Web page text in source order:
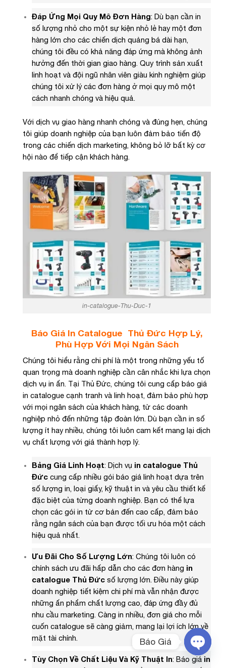
Đáp Ứng Mọi Quy Mô Đơn Hàng: Dù bạn cần in
số lượng nhỏ cho một sự kiện nhỏ lẻ hay một đơn
hàng lớn cho các chiến dịch quảng bá dài hạn,
chúng tôi đều có khả năng đáp ứng mà không ảnh
hưởng đến thời gian giao hàng. Quy trình sản xuất
linh hoạt và đội ngũ nhân viên giàu kinh nghiệm giúp
chúng tôi xử lý các đơn hàng ở mọi quy mô một
cách nhanh chóng và hiệu quả.
Với dịch vụ giao hàng nhanh chóng và đúng hẹn, chúng
tôi giúp doanh nghiệp của bạn luôn đảm bảo tiến độ
trong các chiến dịch marketing, không bỏ lỡ bất kỳ cơ
hội nào để tiếp cận khách hàng.
in-catalogue-Thu-Duc-1
Báo Giá In Catalogue Thủ Đức Hợp Lý,
Phù Hợp Với Mọi Ngân Sách
Chúng tôi hiểu rằng chi phí là một trong những yếu tố
quan trọng mà doanh nghiệp cần cân nhắc khi lựa chọn
dịch vụ in ấn. Tại Thủ Đức, chúng tôi cung cấp báo giá
in catalogue cạnh tranh và linh hoạt, đảm bảo phù hợp
với mọi ngân sách của khách hàng, từ các doanh
nghiệp nhỏ đến những tập đoàn lớn. Dù bạn cần in số
lượng ít hay nhiều, chúng tôi luôn cam kết mang lại dịch
vụ chất lượng với giá thành hợp lý.
Bảng Giá Linh Hoạt: Dịch vụ in catalogue Thủ
Đức cung cấp nhiều gói báo giá linh hoạt dựa trên
số lượng in, loại giấy, kỹ thuật in và yêu cầu thiết kế
đặc biệt của từng doanh nghiệp. Bạn có thể lựa
chọn các gói in từ cơ bản đến cao cấp, đảm bảo
rằng ngân sách của bạn được tối ưu hóa một cách
hiệu quả nhất.
Ưu Đãi Cho Số Lượng Lớn: Chúng tôi luôn có
chính sách ưu đãi hấp dẫn cho các đơn hàng in
catalogue Thủ Đức số lượng lớn. Điều này giúp
doanh nghiệp tiết kiệm chi phí mà vẫn nhận được
những ấn phẩm chất lượng cao, đáp ứng đầy đủ
nhu cầu marketing. Càng in nhiều, đơn giá cho mỗi
cuốn catalogue sẽ càng giảm, mang lại lợi ích lớn về
mặt tài chính.
Tùy Chọn Về Chất Liệu Và Kỹ Thuật In: Báo giá in
Báo Giá
OPEN